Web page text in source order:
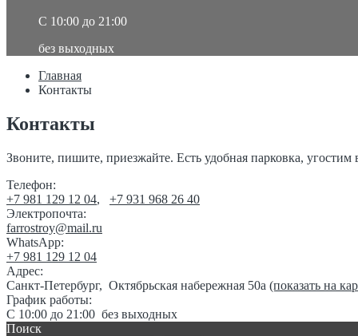
C 10:00 до 21:00
без выходных
Главная
Контакты
Контакты
Звоните, пишите, приезжайте. Есть удобная парковка,
Телефон:
+7 981 129 12 04, +7 931 968 26 40
Электропочта:
farrostroy@mail.ru
WhatsApp:
+7 981 129 12 04
Адрес:
Санкт-Петербург, Октябрьская набережная 50а (показать на
График работы:
C 10:00 до 21:00 без выходных
Поиск